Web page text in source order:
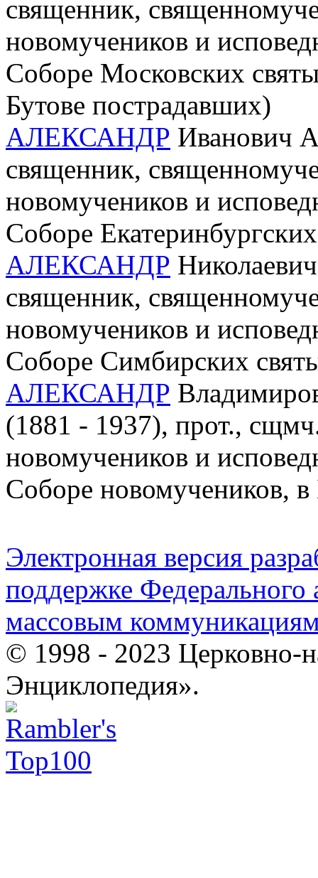
священник,
новомучеников и
Соборе Московских
Бутове пострадавших)
АЛЕКСАНДР Иванович
священник,
новомучеников и
Соборе
АЛЕКСАНДР
священник,
новомучеников и
Соборе Симбирских
АЛЕКСАНДР
(1881 - 1937), прот.,
новомучеников и
Соборе новомучеников,
Электронная версия
поддержке Федерального
массовым
© 1998 - 2023 Церковно-
Энциклопедия».